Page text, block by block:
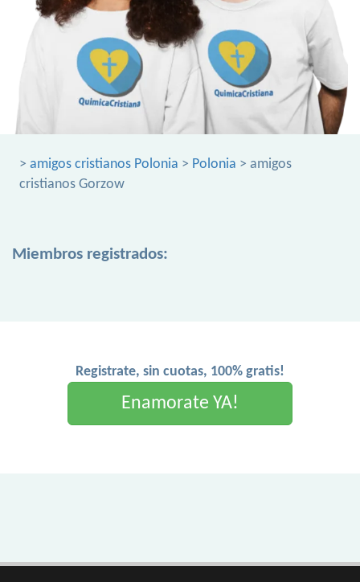
> amigos cristianos Polonia > Polonia > amigos
cristianos Gorzow
Miembros registrados:
Registrate, sin cuotas, 100% gratis!
Enamorate YA!